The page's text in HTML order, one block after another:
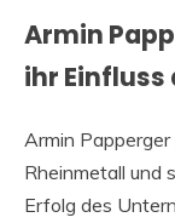
Armin
ihr
Armin
Rheinmetall und
Erfolg des